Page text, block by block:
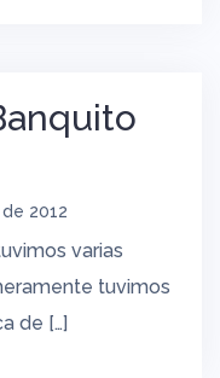
2012
varias
tuvimos
de […]